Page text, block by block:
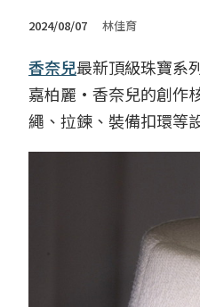
2024/08/07 林佳育
香奈兒最新頂級珠寶系
嘉柏麗·香奈兒的創作
繩、拉鍊、裝備扣環等